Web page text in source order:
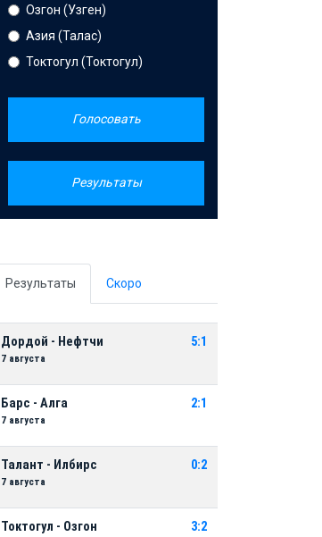
Озгон (Узген)
Азия (Талас)
Токтогул (Токтогул)
Голосовать
Результаты
Результаты Скоро
Дордой - Нефтчи
7 августа
5:1
Барс - Алга
7 августа
2:1
Талант - Илбирс
7 августа
0:2
Токтогул - Озгон 3:2